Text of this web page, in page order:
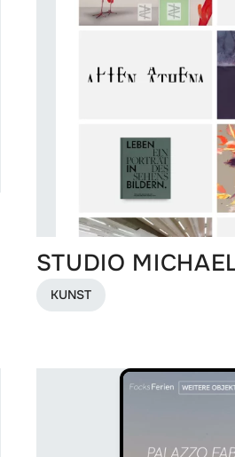
STUDIO
KUNST